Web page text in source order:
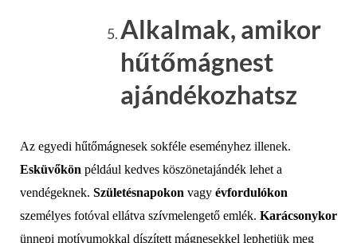
Alkalmak, amikor
hűtőmágnest
ajándékozhatsz
Az egyedi hűtőmágnesek sokféle eseményhez illenek.
Esküvőkön például kedves köszönetajándék lehet a
vendégeknek. Születésnapokon vagy évfordulókon
személyes fotóval ellátva szívmelengető emlék. Karácsonykor
ünnepi motívumokkal díszített mágnesekkel lephetjük meg